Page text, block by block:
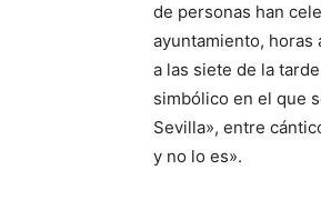
de personas han
ayuntamiento,
a las siete de la
simbólico en el que
Sevilla», entre
y no lo es».